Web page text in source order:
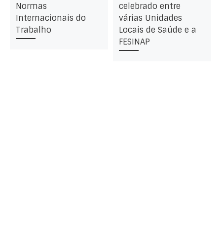
Normas
Internacionais do
Trabalho
celebrado entre
várias Unidades
Locais de Saúde e a
FESINAP